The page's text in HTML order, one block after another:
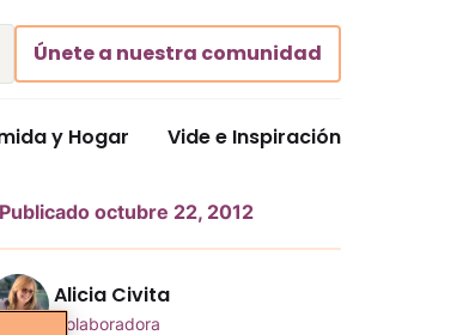
Únete a nuestra comunidad
y Hogar Vide e Inspiración
Publicado octubre 22, 2012
Alicia Civita
Colaboradora